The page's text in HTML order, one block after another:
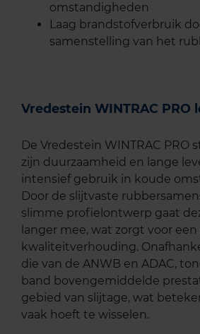
omstandigheden
Laag brandstofverbruik
samenstelling van het
Vredestein WINTRAC PRO
De Vredestein WINTRAC PRO
zijn duurzaamheid en lange
intensief gebruik in koude
Door de slijtvaste
slimme profielontwerp gaat
langer mee, wat zorgt voor
kwaliteitverhouding.
die van de ANWB en ADAC,
band bovengemiddelde
gebied van slijtage, wat
vaak hoeft te wisselen.